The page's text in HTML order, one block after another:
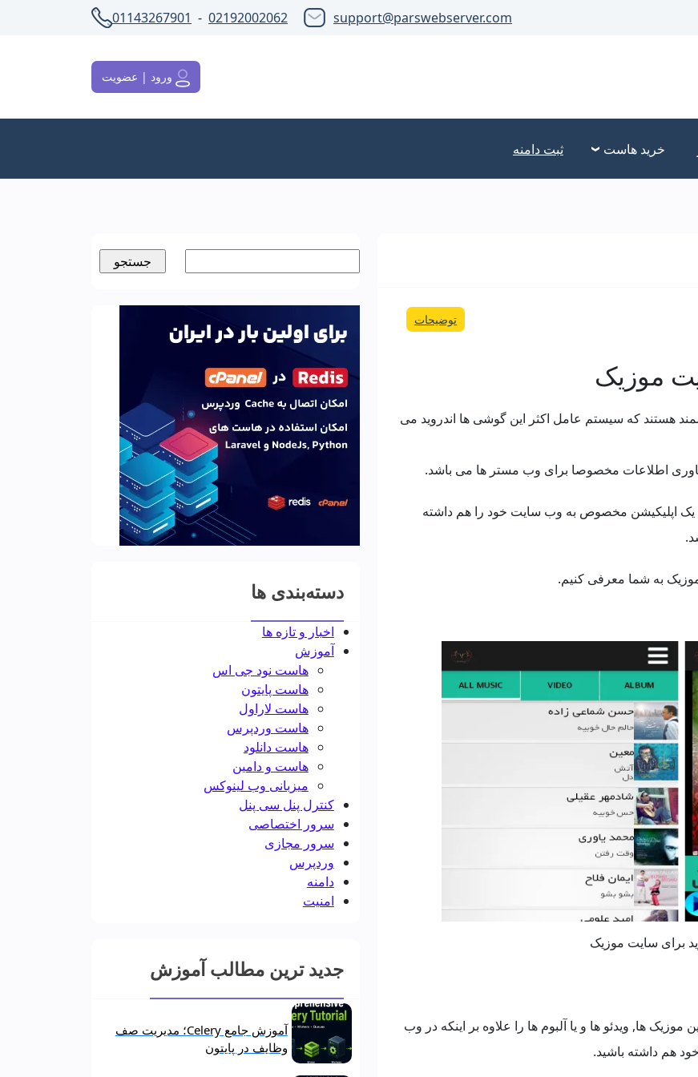
support@parswebserver.com
02192002062
-
01143267901
ورود | عضویت
خرید هاست ثبت دامنه
توضیحات
موزیک
هستند که سیستم عامل اکثر این گوشی ها اندروید می
اطلاعات مخصوصا برای وب مستر ها می باشد.
یک اپلیکیشن مخصوص به وب سایت خود را هم داشته
به شما معرفی کنیم.
برای سایت موزیک
ها, ویدئو ها و یا آلبوم ها را علاوه بر اینکه در وب
هم داشته باشید.
دسته‌بندی ها
اخبار و تازه ها
آموزش
هاست نود جی اس
هاست پایتون
هاست لاراول
هاست وردپرس
هاست دانلود
هاست و دامین
میزبانی وب لینوکس
کنترل پنل سی پنل
سرور اختصاصی
سرور مجازی
وردپرس
دامنه
امنیت
جدید ترین مطالب آموزش
آموزش جامع Celery؛ مدیریت صف
وظایف در پایتون